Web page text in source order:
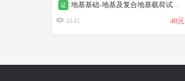
证 地基基础-地基及复合地基载荷试验（2课时）
4141 40元